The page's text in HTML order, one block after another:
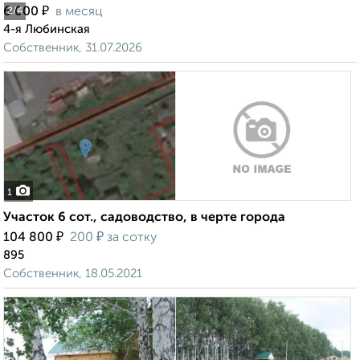
2/4
6 000 ₽ в месяц
4-я Любинская
Собственник, 31.07.2026
1
Участок 6 сот., садоводство, в черте города
104 800 ₽ 200 ₽ за сотку
895
Собственник, 18.05.2021